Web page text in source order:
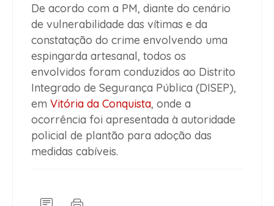
De acordo com a PM, diante do cenário
de vulnerabilidade das vítimas e da
constatação do crime envolvendo uma
espingarda artesanal, todos os
envolvidos foram conduzidos ao Distrito
Integrado de Segurança Pública (DISEP),
em Vitória da Conquista, onde a
ocorrência foi apresentada à autoridade
policial de plantão para adoção das
medidas cabíveis.